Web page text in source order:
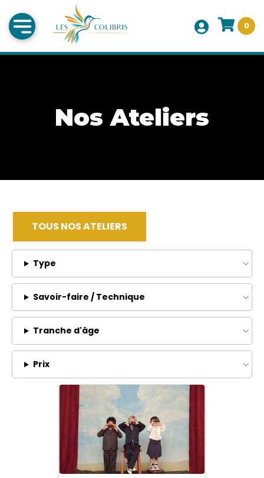
0
Nos Ateliers
TOUS NOS ATELIERS
Type
Savoir-faire / Technique
Tranche d'âge
Prix